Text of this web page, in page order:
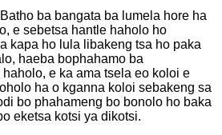
ba bangata ba lumela hore ha
e sebetsa hantle haholo ho
kapa ho lula libakeng tsa ho paka
haeba bophahamo ba
e ka ama tsela eo koloi e
ha o kganna koloi sebakeng sa
bo phahameng bo bonolo ho baka
eketsa kotsi ya dikotsi.